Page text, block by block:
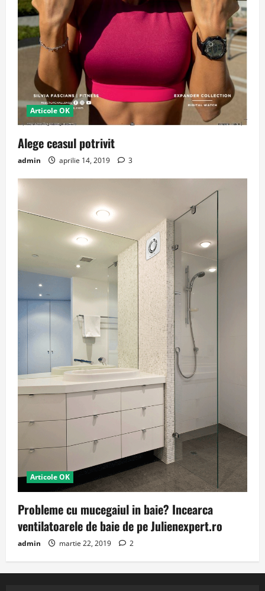
Articole OK
Alege ceasul potrivit
admin aprilie 14, 2019 3
Articole OK
Probleme cu mucegaiul in baie? Incearca
ventilatoarele de baie de pe Julienexpert.ro
admin martie 22, 2019 2